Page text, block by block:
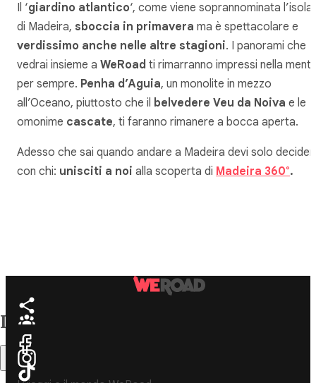
Il ‘giardino atlantico‘, come viene soprannominata l’isola
di Madeira, sboccia in primavera ma è spettacolare e
verdissimo anche nelle altre stagioni. I panorami che
vedrai insieme a WeRoad ti rimarranno impressi nella
per sempre. Penha d’Aguia, un monolite in mezzo
all’Oceano, piuttosto che il belvedere Veu da Noiva e le
omonime cascate, ti faranno rimanere a bocca aperta.
Adesso che sai quando andare a Madeira devi solo
con chi: unisciti a noi alla scoperta di Madeira 360°.
Indice
Sommario